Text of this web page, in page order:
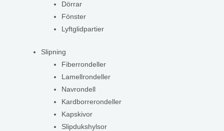
Dörrar
Fönster
Lyftglidpartier
Slipning
Fiberrondeller
Lamellrondeller
Navrondell
Kardborrerondeller
Kapskivor
Slipdukshylsor